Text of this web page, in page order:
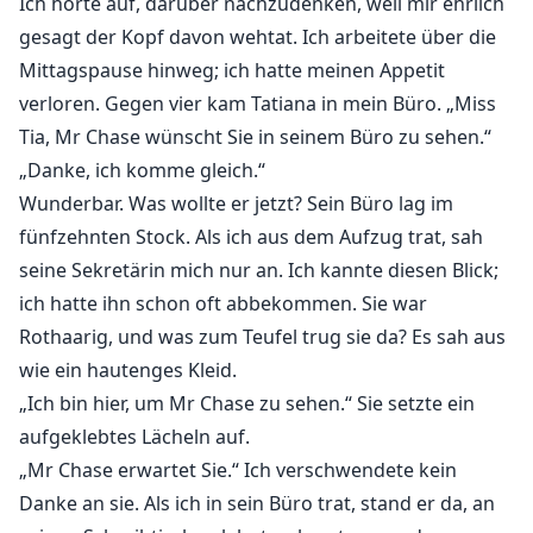
gesagt der Kopf davon wehtat. Ich arbeitete über die
Mittagspause hinweg; ich hatte meinen Appetit
verloren. Gegen vier kam Tatiana in mein Büro. „Miss
Tia, Mr Chase wünscht Sie in seinem Büro zu sehen.“
„Danke, ich komme gleich.“
Wunderbar. Was wollte er jetzt? Sein Büro lag im
fünfzehnten Stock. Als ich aus dem Aufzug trat, sah
seine Sekretärin mich nur an. Ich kannte diesen Blick;
ich hatte ihn schon oft abbekommen. Sie war
Rothaarig, und was zum Teufel trug sie da? Es sah aus
wie ein hautenges Kleid.
„Ich bin hier, um Mr Chase zu sehen.“ Sie setzte ein
aufgeklebtes Lächeln auf.
„Mr Chase erwartet Sie.“ Ich verschwendete kein
Danke an sie. Als ich in sein Büro trat, stand er da, an